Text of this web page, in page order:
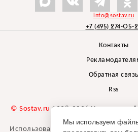
info@sostav.ru
+7 (495) 274-05-
Контакты
Обратная связь
Rss
© Sostav.ru 1998-2026
агентства
Использование материалов
Мы используем